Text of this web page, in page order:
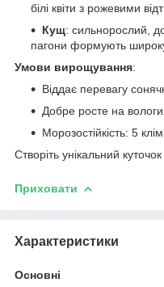
білі квіти з рожевими
Кущ: сильнорослий,
пагони формують
Умови вирощування:
Віддає перевагу
Добре росте на
Морозостійкість: 5
Створіть унікальний
Приховати
Характеристики
Основні